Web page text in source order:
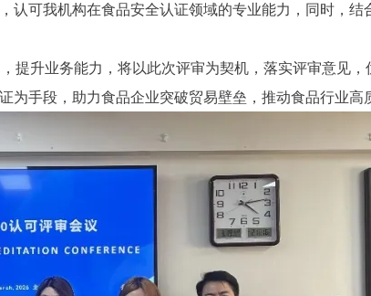
可我机构在食品安全认证领域的专业能力，同时，结
提升业务能力，将以此次评审为契机，落实评审意见
手段，助力食品企业突破贸易壁垒，推动食品行业高